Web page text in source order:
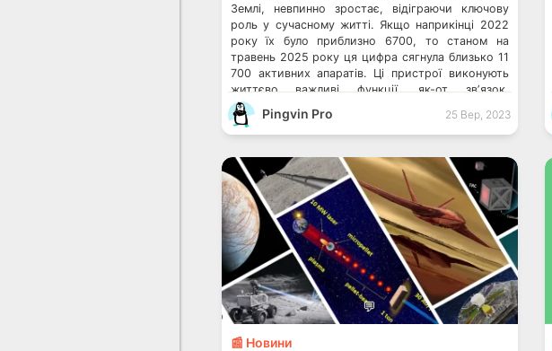
Землі, невпинно зростає, відіграючи ключову
роль у сучасному житті. Якщо наприкінці 2022
року їх було приблизно 6700, то станом на
травень 2025 року ця цифра сягнула близько 11
700 активних апаратів. Ці пристрої виконують
життєво важливі функції, як-от звʼязок,
навігація, прогнозування погоди та наукові
дослідження, дозволяючи краще розуміти
планету та […]
Pingvin Pro 25 Вер, 2023
💬
📰 Новини